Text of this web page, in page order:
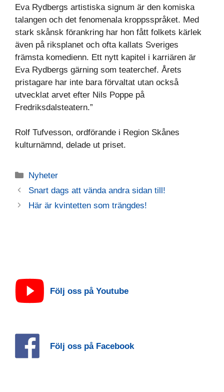
Eva Rydbergs artistiska signum är den komiska
talangen och det fenomenala kroppsspråket. Med
stark skånsk förankring har hon fått folkets kärlek
även på riksplanet och ofta kallats Sveriges
främsta komedienn. Ett nytt kapitel i karriären är
Eva Rydbergs gärning som teaterchef. Årets
pristagare har inte bara förvaltat utan också
utvecklat arvet efter Nils Poppe på
Fredriksdalsteatern.”
Rolf Tufvesson, ordförande i Region Skånes
kulturnämnd, delade ut priset.
Kategorier
Nyheter
Snart dags att vända andra sidan till!
Här är kvintetten som trängdes!
Följ oss på Youtube
Följ oss på Facebook